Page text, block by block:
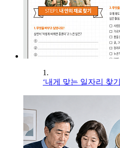
1.
‘내게 맞는 일자리 찾